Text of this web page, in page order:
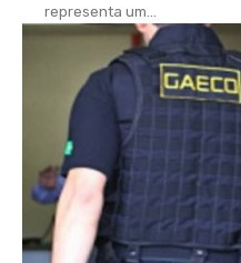
representa um...